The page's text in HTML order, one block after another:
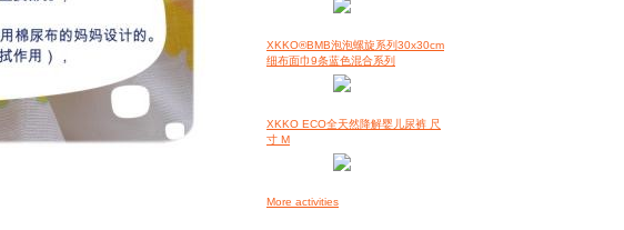
XKKO®BMB泡泡螺旋系列30x30cm
细布面巾9条蓝色混合系列
XKKO ECO全天然降解婴儿尿裤 尺
寸 M
More activities